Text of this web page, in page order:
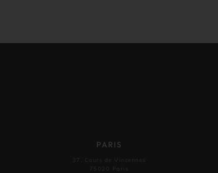
PARIS
37, Cours de Vincennes
75020 Paris